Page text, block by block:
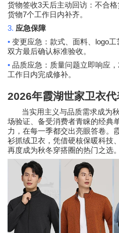
货物签收3天后主动回访：不合格
货物7个工作日内补齐。
3. 应急保障
• 变更应急：款式、面料、 logo工
双方最后确认标准验收。
• 品质应急：质量问题立即响应，
工作日内完成修补。
2026年霞湖世家卫衣
当实用主义与品质需求成为
场验证、备受消费者青睐的经典
力，在每一季都交出亮眼答卷。
衫抓绒卫衣，凭借硬核保暖科技
再度成为秋冬穿搭圈的热门之选。